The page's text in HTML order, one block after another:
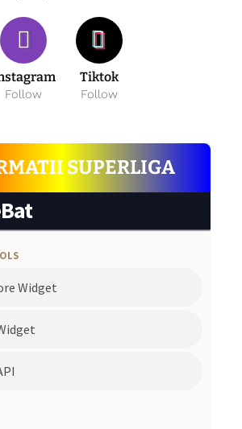
Follow
Tiktok
Follow
SUPERLIGA